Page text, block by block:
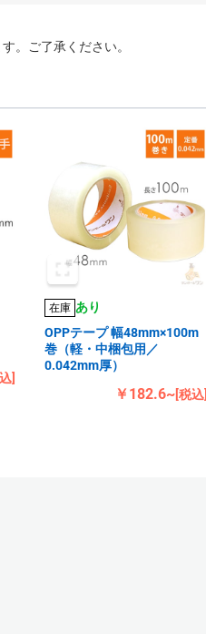
。ご了承ください。
]
在庫 あり
OPPテープ 幅48mm×100m
巻（軽・中梱包用／
0.042mm厚）
￥182.6~[税込]